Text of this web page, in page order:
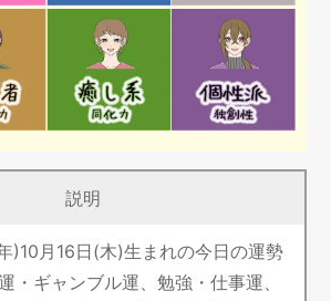
説明
)10月16日(木)生まれの今日の運勢
・ギャンブル運、勉強・仕事運、